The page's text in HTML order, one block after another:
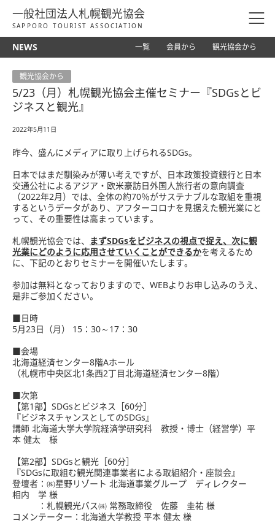
一般社団法人札幌観光協会
SAPPORO TOURIST ASSOCIATION
NEWS 一覧 会員から 観光協会から
観光協会から
5/23（月）札幌観光協会主催セミナー『SDGsとビ
ジネスと観光』
2022年5月11日
昨今、盛んにメディアに取り上げられるSDGs。
日本ではまだ馴染みが薄い考えですが、日本政策投資銀行と日本
交通公社によるアジア・欧米豪訪日外国人旅行者の意向調査
（2022年2月）では、全体の約70％がサステナブルな取組を重視
するというデータがあり、アフターコロナを見据えた観光業にと
って、その重要性は高まっています。
札幌観光協会では、
まずSDGsをビジネスの視点で捉え、次に観
光業にどのように応用させていくことができるかを考えるため
に、下記のとおりセミナーを開催いたします。
参加は無料となっておりますので、WEBよりお申し込みのうえ、
是非ご参加ください。
■日時
5月23日（月） 15：30～17：30
■会場
北海道経済センター8階Aホール
（札幌市中央区北1条西2丁目北海道経済センター8階）
■次第
【第1部】SDGsとビジネス［60分］
『ビジネスチャンスとしてのSDGs』
講師 北海道大学大学院経済学研究科 教授・博士（経営学）平
本 健太 様
【第2部】SDGsと観光［60分］
『SDGsに取組む観光関連事業者による取組紹介・座談会』
登壇者：㈱星野リゾート 北海道事業グループ ディレクター
相内 学 様
：札幌観光バス㈱ 常務取締役 佐藤 圭祐 様
コメンテーター：北海道大学教授 平本 健太 様